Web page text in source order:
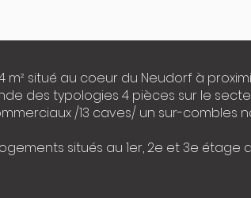
m² situé au coeur du Neudorf à
des typologies 4 pièces sur le
/13 caves/ un sur-combles
situés au 1er, 2e et 3e